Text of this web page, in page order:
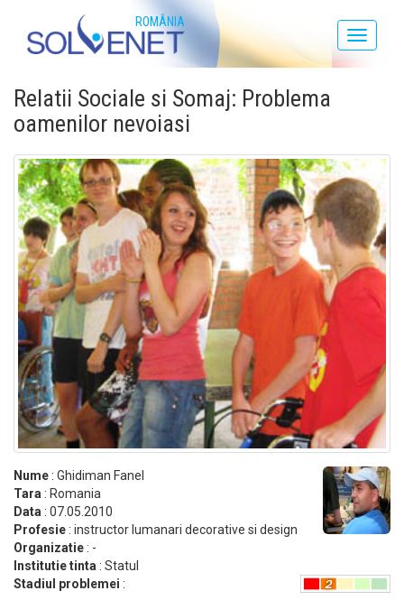
Toggle
ROMÂNIA
Relatii Sociale si Somaj: Problema
oamenilor nevoiasi
Nume : Ghidiman Fanel
Tara : Romania
Data : 07.05.2010
Profesie : instructor lumanari decorative si design
Organizatie : -
Institutie tinta : Statul
Stadiul problemei :